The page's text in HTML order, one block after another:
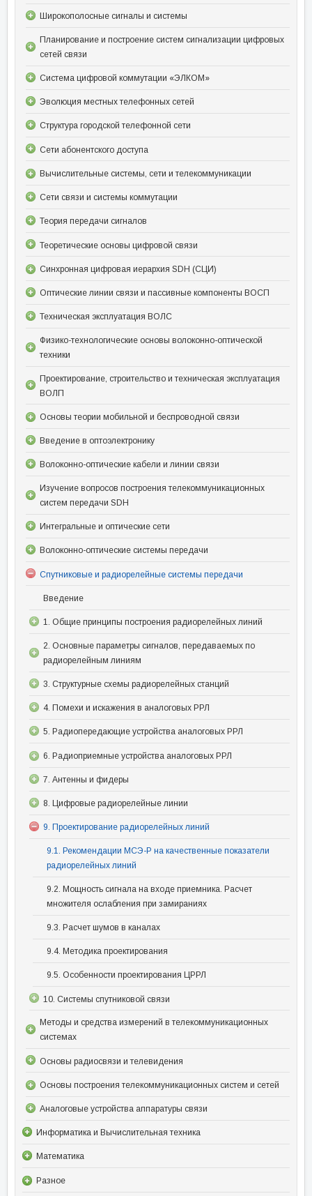
Широкополосные сигналы и системы
Планирование и построение систем сигнализации цифровых
сетей связи
Система цифровой коммутации «ЭЛКОМ»
Эволюция местных телефонных сетей
Структура городской телефонной сети
Сети абонентского доступа
Вычислительные системы, сети и телекоммуникации
Сети связи и системы коммутации
Теория передачи сигналов
Теоретические основы цифровой связи
Синхронная цифровая иерархия SDH (СЦИ)
Оптические линии связи и пассивные компоненты ВОСП
Техническая эксплуатация ВОЛС
Физико-технологические основы волоконно-оптической
техники
Проектирование, строительство и техническая эксплуатация
ВОЛП
Основы теории мобильной и беспроводной связи
Введение в оптоэлектронику
Волоконно-оптические кабели и линии связи
Изучение вопросов построения телекоммуникационных
систем передачи SDH
Интегральные и оптические сети
Волоконно-оптические системы передачи
Спутниковые и радиорелейные системы передачи
Введение
1. Общие принципы построения радиорелейных линий
2. Основные параметры сигналов, передаваемых по
радиорелейным линиям
3. Структурные схемы радиорелейных станций
4. Помехи и искажения в аналоговых РРЛ
5. Радиопередающие устройства аналоговых РРЛ
6. Радиоприемные устройства аналоговых РРЛ
7. Антенны и фидеры
8. Цифровые радиорелейные линии
9. Проектирование радиорелейных линий
9.1. Рекомендации МСЭ-Р на качественные показатели
радиорелейных линий
9.2. Мощность сигнала на входе приемника. Расчет
множителя ослабления при замираниях
9.3. Расчет шумов в каналах
9.4. Методика проектирования
9.5. Особенности проектирования ЦРРЛ
10. Системы спутниковой связи
Методы и средства измерений в телекоммуникационных
системах
Основы радиосвязи и телевидения
Основы построения телекоммуникационных систем и сетей
Аналоговые устройства аппаратуры связи
Информатика и Вычислительная техника
Математика
Разное